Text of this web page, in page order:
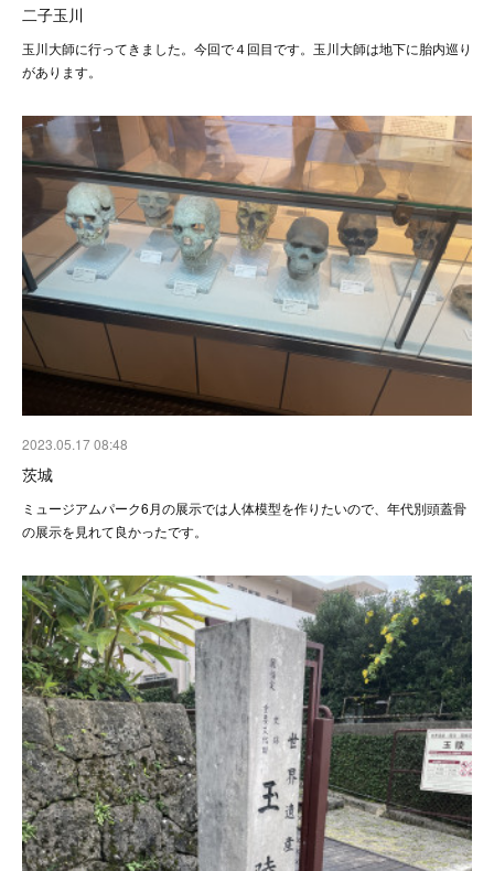
二子玉川
玉川大師に行ってきました。今回で４回目です。玉川大師は地下に胎内巡り
があります。
2023.05.17 08:48
茨城
ミュージアムパーク6月の展示では人体模型を作りたいので、年代別頭蓋骨
の展示を見れて良かったです。